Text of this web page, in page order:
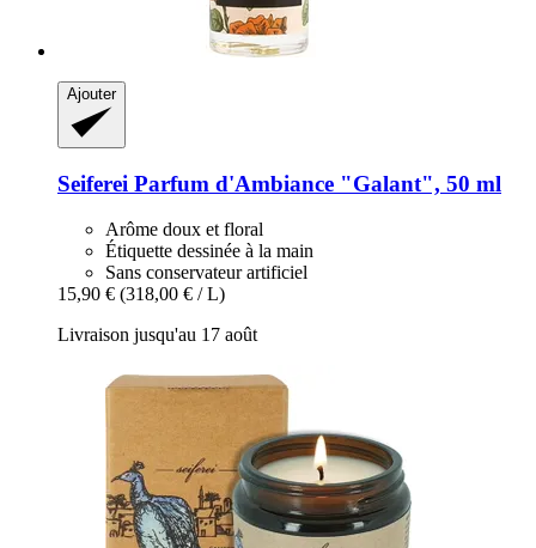
Ajouter
Seiferei Parfum d'Ambiance "Galant", 50 ml
Arôme doux et floral
Étiquette dessinée à la main
Sans conservateur artificiel
15,90 € (318,00 € / L)
Livraison jusqu'au 17 août